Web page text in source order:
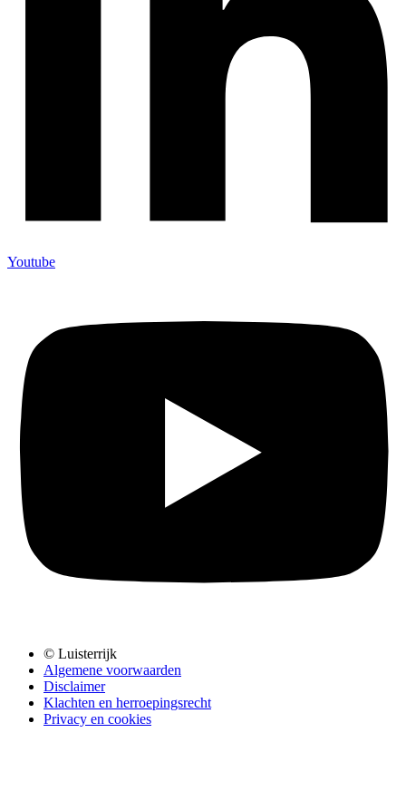
Youtube
© Luisterrijk
Algemene voorwaarden
Disclaimer
Klachten en herroepingsrecht
Privacy en cookies